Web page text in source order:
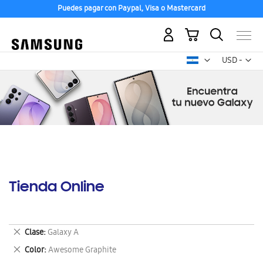
Puedes pagar con Paypal, Visa o Mastercard
USD -
dólar
Mi carrito
Tienda Online
Clase Galaxy A
Eliminar
este
artículo
Color Awesome Graphite
Eliminar